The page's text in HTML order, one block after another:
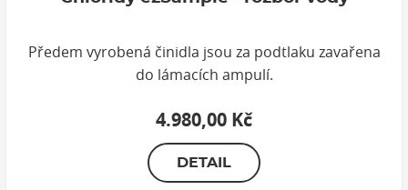
Předem vyrobená činidla jsou za podtlaku zavařena
do lámacích ampulí.
4.980,00 Kč
DETAIL